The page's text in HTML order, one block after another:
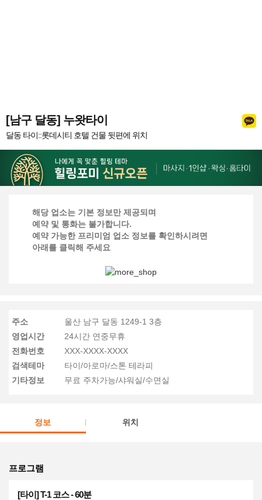
[남구 달동] 누왓타이
달동 타이::롯데시티 호텔 건물 뒷편에 위치
해당 업소는 기본 정보만 제공되며
예약 및 통화는 불가합니다.
예약 가능한 프리미엄 업소 정보를 확인하시려면
아래를 클릭해 주세요
주소
울산 남구 달동 1249-1 3층
영업시간
24시간 연중무휴
전화번호
XXX-XXXX-XXXX
검색테마
타이/아로마/스톤 테라피
기타정보
무료 주차가능/샤워실/수면실
정보 위치
프로그램
[타이] T-1 코스 - 60분